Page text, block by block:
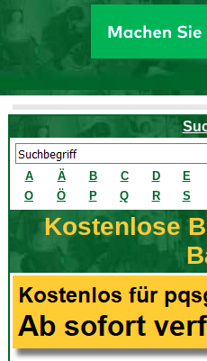
A Ä B C D E
O
Ö P Q R S
Kostenlose